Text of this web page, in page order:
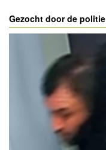
Gezocht door de politie